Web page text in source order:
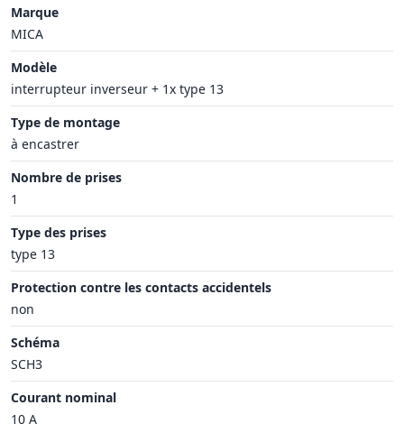
Marque
MICA
Modèle
interrupteur inverseur + 1x type 13
Type de montage
à encastrer
Nombre de prises
1
Type des prises
type 13
Protection contre les contacts accidentels
non
Schéma
SCH3
Courant nominal
10 A